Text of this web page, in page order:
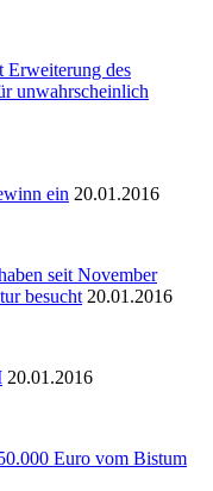
Erweiterung des
unwahrscheinlich
ein 20.01.2016
seit November
besucht 20.01.2016
20.01.2016
Euro vom Bistum